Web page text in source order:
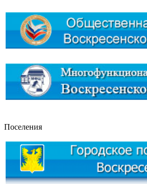
Поселения